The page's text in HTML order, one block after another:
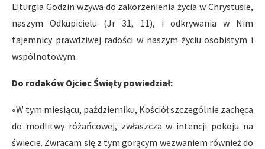
Liturgia Godzin wzywa do zakorzenienia życia w Chrystusie,
naszym Odkupicielu (Jr 31, 11), i odkrywania w Nim
tajemnicy prawdziwej radości w naszym życiu osobistym i
wspólnotowym.
Do rodaków Ojciec Święty powiedział:
«W tym miesiącu, październiku, Kościół szczególnie zachęca
do modlitwy różańcowej, zwłaszcza w intencji pokoju na
świecie. Zwracam się z tym gorącym wezwaniem również do